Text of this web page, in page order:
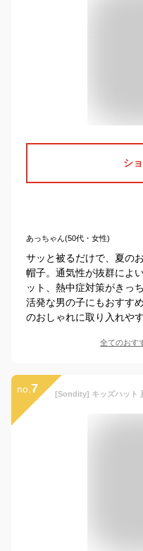
シ
あっちゃん(50代・女性)
サッと被るだけで、夏の
帽子。通気性が抜群によ
ット、熱中症対策がきっ
活発な男の子にもおすす
のおしゃれに取り入れや
全てのおす
no. 7